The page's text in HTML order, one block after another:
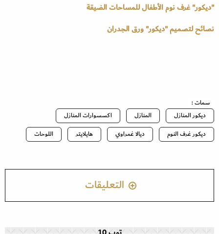
"ديكور" غرف نوم الأطفال للمساحات الضيقة
نصائح لتصميم "ديكور" ورق الجدران
سمات :
ديكور المنازل
المنازل
اكسسوارات المنازل
ديكور غرف النوم
ديالا غمراوي هايلايتر اللوحات
التعليقات